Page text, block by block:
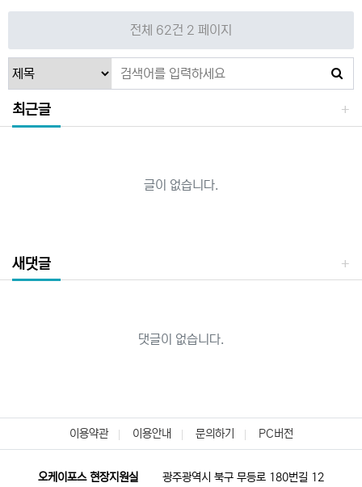
전체 62건 2 페이지
최근글
글이 없습니다.
새댓글
댓글이 없습니다.
이용약관 이용안내 문의하기 PC버전
오케이포스 현장지원실 광주광역시 북구 무등로 180번길 12